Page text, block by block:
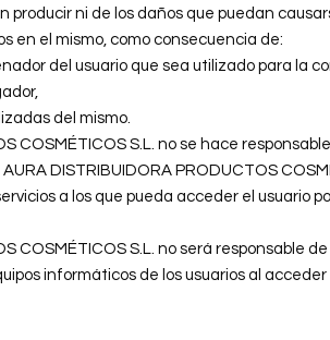
producir ni de los daños que puedan
en el mismo, como consecuencia de:
del usuario que sea utilizado para la
del mismo.
COSMÉTICOS S.L. no se hace
DISTRIBUIDORA PRODUCTOS
a los que pueda acceder el usuario
COSMÉTICOS S.L. no será responsable
informáticos de los usuarios al